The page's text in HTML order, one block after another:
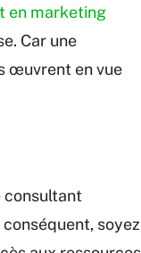
en marketing
Car une
œuvrent en vue
soyez